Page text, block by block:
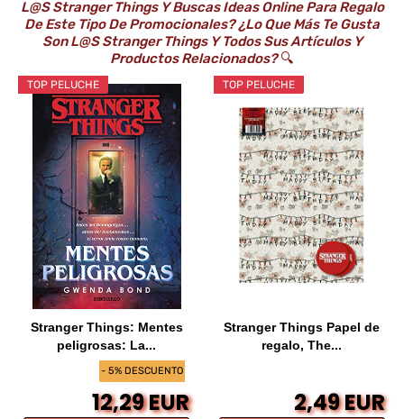
L@s Stranger Things Y Buscas Ideas Online Para Regalo
De Este Tipo De Promocionales? ¿Lo Que Más Te Gusta
Son L@s Stranger Things Y Todos Sus Artículos Y
Productos Relacionados?🔍
- 5% DESCUENTO
TOP PELUCHE
Stranger Things: Mentes
peligrosas: La...
12,29 EUR
TOP PELUCHE
Stranger Things Papel de
regalo, The...
2,49 EUR